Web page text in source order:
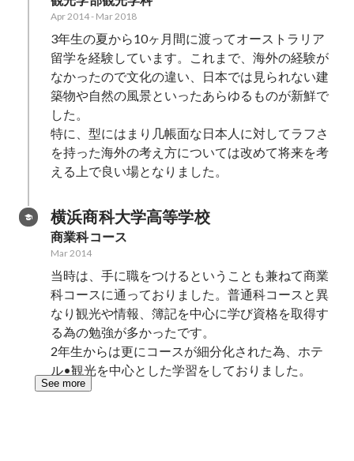
Apr 2014- Mar 2018
3年生の夏から10ヶ月間に渡ってオーストラリア
留学を経験しています。これまで、海外の経験が
なかったので文化の違い、日本では見られない建
築物や自然の風景といったあらゆるものが新鮮で
した。
特に、型にはまり几帳面な日本人に対してラフさ
を持った海外の考え方については改めて将来を考
える上で良い場となりました。
横浜商科大学高等学校
商業科コース
Mar 2014
当時は、手に職をつけるということも兼ねて商業
科コースに通っておりました。普通科コースと異
なり観光や情報、簿記を中心に学び資格を取得す
る為の勉強が多かったです。
2年生からは更にコースが細分化された為、ホテ
ル•観光を中心とした学習をしておりました。
See more